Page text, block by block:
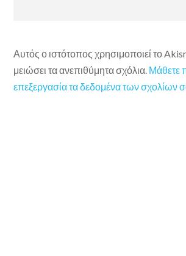
Αυτός ο ιστότοπος χρησιμοποιεί το
μειώσει τα ανεπιθύμητα σχόλια. Μάθετε
επεξεργασία τα δεδομένα των σχολίων